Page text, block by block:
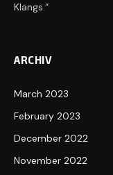
Klangs.“
ARCHIV
March 2023
February 2023
December 2022
November 2022